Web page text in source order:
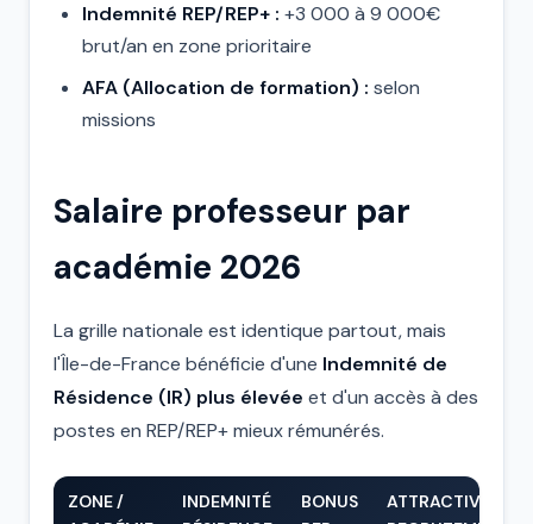
Indemnité REP/REP+ : +3 000 à 9 000€
brut/an en zone prioritaire
AFA (Allocation de formation) : selon
missions
Salaire professeur par
académie 2026
La grille nationale est identique partout, mais
l'Île-de-France bénéficie d'une Indemnité de
Résidence (IR) plus élevée et d'un accès à des
postes en REP/REP+ mieux rémunérés.
ZONE /
INDEMNITÉ
BONUS
ATTRACTIVITÉ